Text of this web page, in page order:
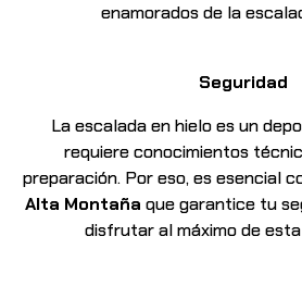
enamorados de la
Seguridad
La escalada en hielo es un
requiere conocimientos
preparación. Por eso, es esencial
Alta Montaña que garantice tu
disfrutar al máximo de